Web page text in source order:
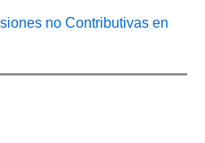
no Contributivas en